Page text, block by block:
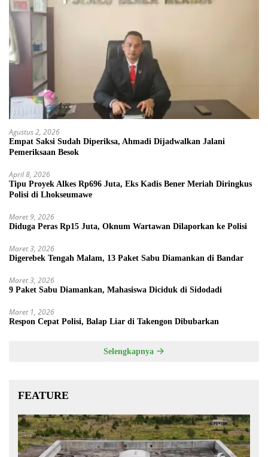
Agustus 2, 2026
Empat Saksi Sudah Diperiksa, Ahmadi Dijadwalkan Jalani
Pemeriksaan Besok
April 8, 2026
Tipu Proyek Alkes Rp696 Juta, Eks Kadis Bener Meriah Diringkus
Polisi di Lhokseumawe
Maret 9, 2026
Diduga Peras Rp15 Juta, Oknum Wartawan Dilaporkan ke Polisi
Maret 3, 2026
Digerebek Tengah Malam, 13 Paket Sabu Diamankan di Bandar
Maret 3, 2026
9 Paket Sabu Diamankan, Mahasiswa Diciduk di Sidodadi
Maret 1, 2026
Respon Cepat Polisi, Balap Liar di Takengon Dibubarkan
Selengkapnya
FEATURE